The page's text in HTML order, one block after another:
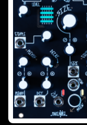
pensato più
sintetizzatore